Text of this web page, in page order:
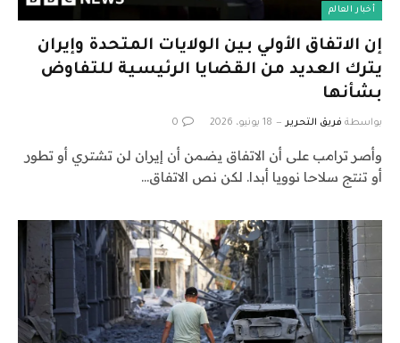
أخبار العالم
إن الاتفاق الأولي بين الولايات المتحدة وإيران
يترك العديد من القضايا الرئيسية للتفاوض
بشأنها
بواسطة فريق التحرير 18 يونيو، 2026 0
وأصر ترامب على أن الاتفاق يضمن أن إيران لن تشتري أو تطور
أو تنتج سلاحا نوويا أبدا. لكن نص الاتفاق…